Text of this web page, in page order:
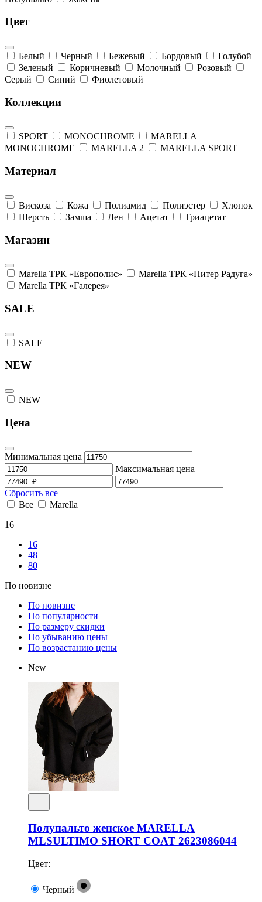
Цвет
Белый Черный Бежевый Бордовый
Голубой
Зеленый
Коричневый Молочный
Розовый
Серый
Синий Фиолетовый
Коллекции
SPORT MONOCHROME
MARELLA
MONOCHROME
MARELLA 2 MARELLA SPORT
Материал
Вискоза Кожа Полиамид Полиэстер
Хлопок
Шерсть
Замша Лен Ацетат Триацетат
Магазин
Marella ТРК «Европолис»
Marella ТРК «Питер Радуга»
Marella ТРК «Галерея»
SALE
SALE
NEW
NEW
Цена
Минимальная цена
Максимальная цена
Сбросить все
Все
Marella
16
16
48
80
По новизне
По новизне
По популярности
По размеру скидки
По убыванию цены
По возрастанию цены
New
Полупальто женское MARELLA
MLSULTIMO SHORT COAT 2623086044
Цвет:
Черный